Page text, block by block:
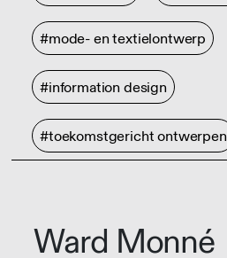
#mode- en textielontwerp
#information design
#toekomstgericht ontwerpen
Ward Monné